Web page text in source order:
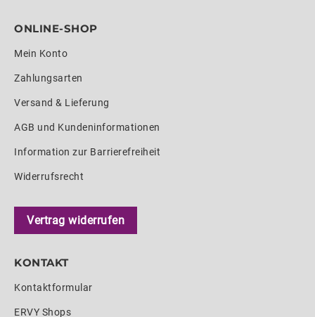
ONLINE-SHOP
Mein Konto
Zahlungsarten
Versand & Lieferung
AGB und Kundeninformationen
Information zur Barrierefreiheit
Widerrufsrecht
Vertrag widerrufen
KONTAKT
Kontaktformular
ERVY Shops